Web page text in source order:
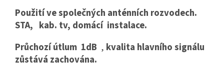
Použití ve společných anténních rozvodech.
STA, kab. tv, domácí instalace.
Průchozí útlum 1dB , kvalita hlavního signálu
zůstává zachována.